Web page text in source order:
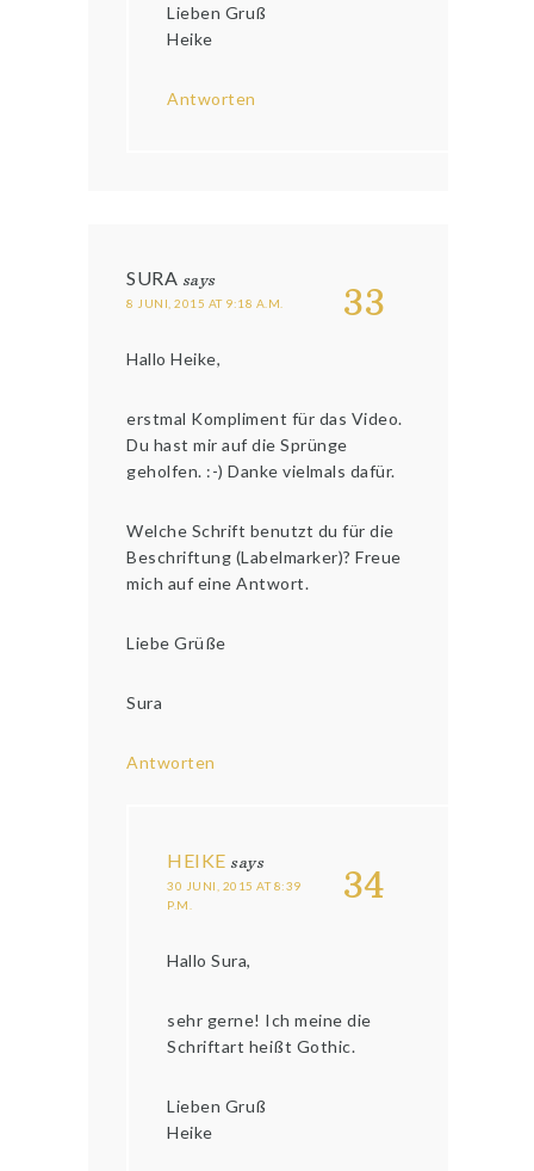
Lieben Gruß
Heike
Antworten
33
SURA says
8 JUNI, 2015 AT 9:18 A.M.
Hallo Heike,
erstmal Kompliment für das Video.
Du hast mir auf die Sprünge
geholfen. :-) Danke vielmals dafür.
Welche Schrift benutzt du für die
Beschriftung (Labelmarker)? Freue
mich auf eine Antwort.
Liebe Grüße
Sura
Antworten
34
HEIKE says
30 JUNI, 2015 AT 8:39
P.M.
Hallo Sura,
sehr gerne! Ich meine die
Schriftart heißt Gothic.
Lieben Gruß
Heike